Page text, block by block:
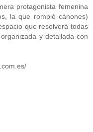
protagonista femenina
la que rompió cánones)
que resolverá todas
y detallada con